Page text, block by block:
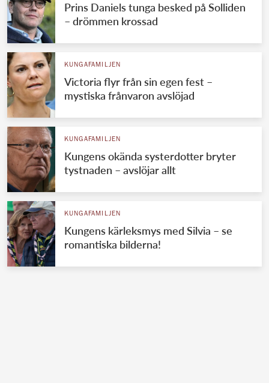
Prins Daniels tunga besked på Solliden
– drömmen krossad
KUNGAFAMILJEN
Victoria flyr från sin egen fest –
mystiska frånvaron avslöjad
KUNGAFAMILJEN
Kungens okända systerdotter bryter
tystnaden – avslöjar allt
KUNGAFAMILJEN
Kungens kärleksmys med Silvia – se
romantiska bilderna!